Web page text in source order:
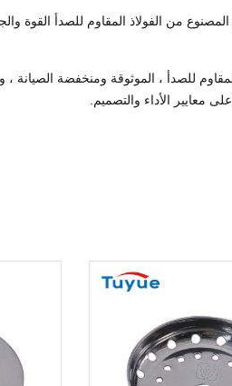
من الفولاذ المقاوم للصدأ القوة
للصدأ ، الموثوقة ومنخفضة الصيانة
معايير الأداء والتصميم.